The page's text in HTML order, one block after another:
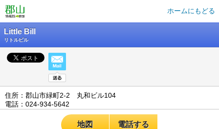
ホームにもどる
Little Bill
リトルビル
住所：郡山市緑町2-2 丸和ビル104
電話：024-934-5642
地図 電話する